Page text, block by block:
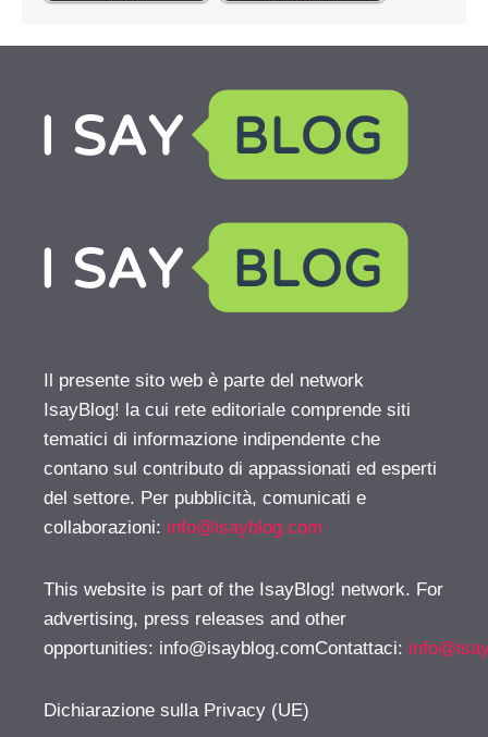
Il presente sito web è parte del network
IsayBlog! la cui rete editoriale comprende siti
tematici di informazione indipendente che
contano sul contributo di appassionati ed esperti
del settore. Per pubblicità, comunicati e
collaborazioni: info@isayblog.com
This website is part of the IsayBlog! network. For
advertising, press releases and other
opportunities: info@isayblog.comContattaci:
Dichiarazione sulla Privacy (UE)